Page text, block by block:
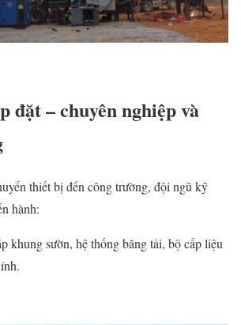
đặt – chuyên nghiệp và
thiết bị đến công trường, đội ngũ kỹ
hành:
khung sườn, hệ thống băng tải, bộ cấp liệu